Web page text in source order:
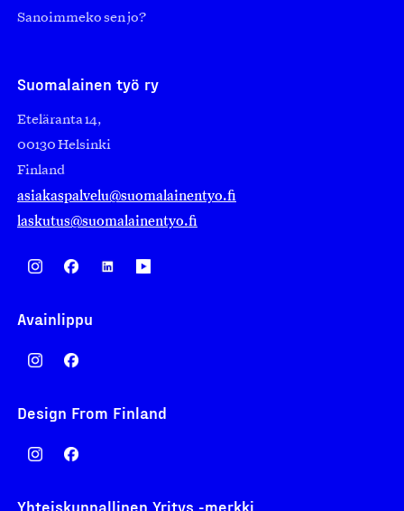
Sanoimmeko sen jo?
Suomalainen työ ry
Eteläranta 14,
00130 Helsinki
Finland
asiakaspalvelu@suomalainentyo.fi
laskutus@suomalainentyo.fi
Avainlippu
Design From Finland
Yhteiskunnallinen Yritys -merkki